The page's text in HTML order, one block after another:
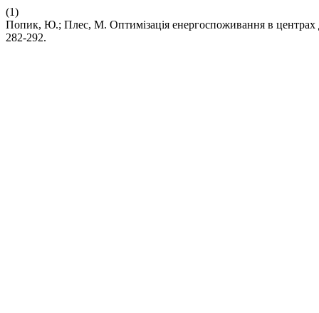
(1)
Попик, Ю.; Плес, М. Оптимізація енергоспоживання в центрах
282-292.